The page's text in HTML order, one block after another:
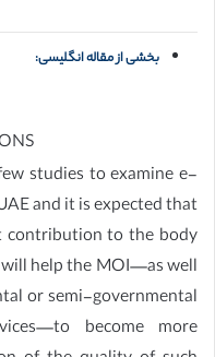
بخشی از مقاله انگلیسی:
studies to examine e-
and it is expected that
contribution to the body
help the MOI—as well
or semi-governmental
become more